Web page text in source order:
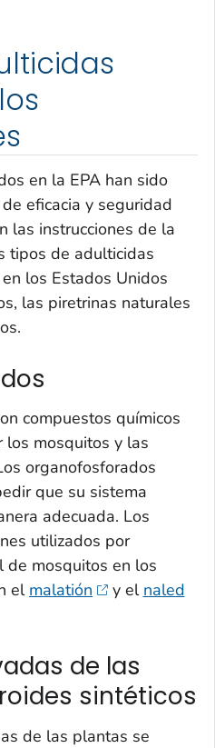
en la EPA han sido
eficacia y seguridad
las instrucciones de la
tipos de adulticidas
los Estados Unidos
las piretrinas naturales
compuestos químicos
los mosquitos y las
organofosforados
que su sistema
adecuada. Los
utilizados por
de mosquitos en los
el malatión y el naled
de las
sintéticos
de las plantas se